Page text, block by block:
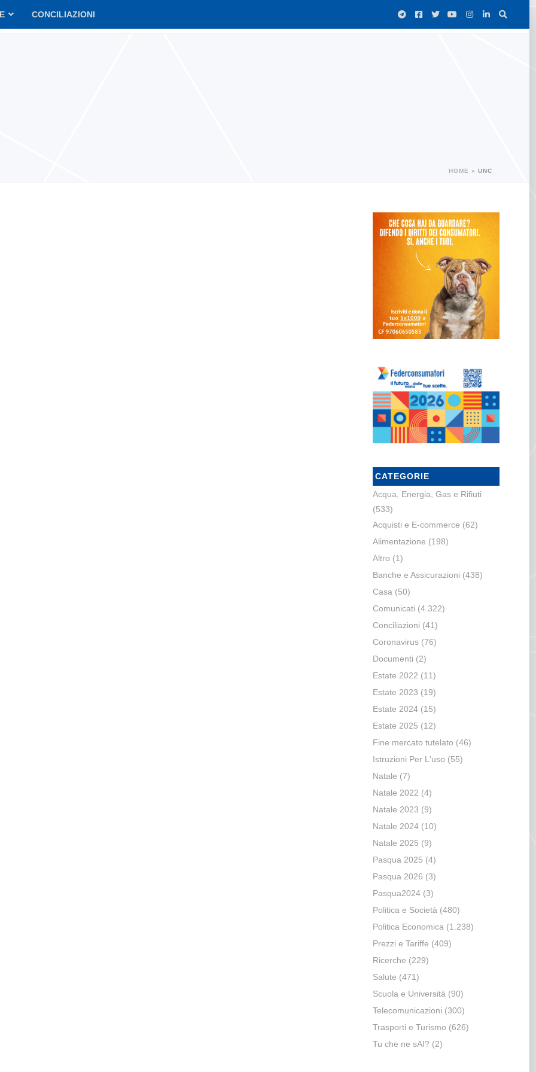
CONCILIAZIONI
HOME » UNC
CATEGORIE
Acqua, Energia, Gas e Rifiuti
(533)
Acquisti e E-commerce (62)
Alimentazione (198)
Altro (1)
Banche e Assicurazioni (438)
Casa (50)
Comunicati (4.322)
Conciliazioni (41)
Coronavirus(76)
Documenti (2)
Estate 2022 (11)
Estate 2023 (19)
Estate 2024(15)
Estate 2025 (12)
Fine mercato tutelato (46)
Istruzioni Per L'uso (55)
Natale (7)
Natale 2022 (4)
Natale 2023 (9)
Natale 2024(10)
Natale 2025 (9)
Pasqua 2025 (4)
Pasqua 2026 (3)
Pasqua2024(3)
Politica e Società (480)
Politica Economica (1.238)
Prezzi e Tariffe (409)
Ricerche (229)
Salute (471)
Scuola e Università (90)
Telecomunicazioni (300)
Trasporti e Turismo (626)
Tu che ne sAI? (2)